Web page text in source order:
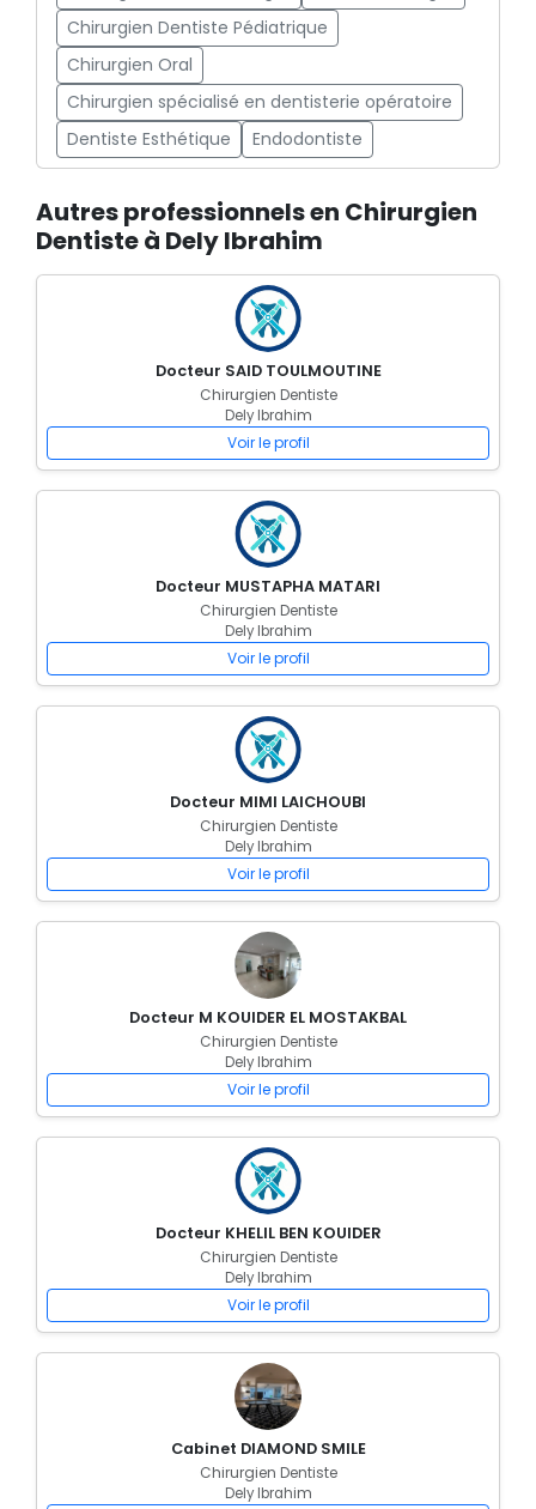
Chirurgien Dentiste Pédiatrique
Chirurgien Oral
Chirurgien spécialisé en dentisterie opératoire
Dentiste Esthétique
Endodontiste
Autres professionnels en Chirurgien
Dentiste à Dely Ibrahim
Docteur SAID TOULMOUTINE
Chirurgien Dentiste
Dely Ibrahim
Voir le profil
Docteur MUSTAPHA MATARI
Chirurgien Dentiste
Dely Ibrahim
Voir le profil
Docteur MIMI LAICHOUBI
Chirurgien Dentiste
Dely Ibrahim
Voir le profil
Docteur M KOUIDER EL MOSTAKBAL
Chirurgien Dentiste
Dely Ibrahim
Voir le profil
Docteur KHELIL BEN KOUIDER
Chirurgien Dentiste
Dely Ibrahim
Voir le profil
Cabinet DIAMOND SMILE
Chirurgien Dentiste
Dely Ibrahim